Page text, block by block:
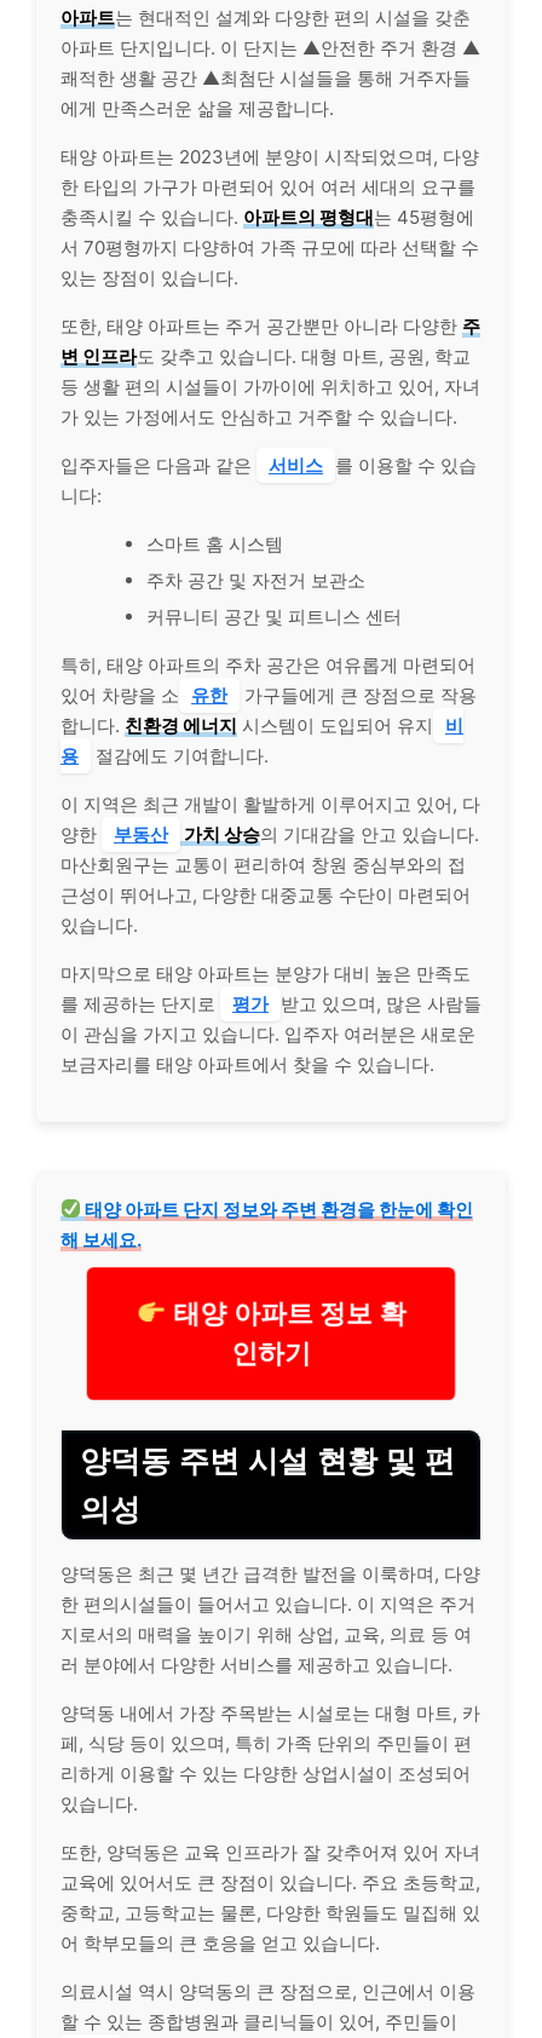
아파트는 현대적인 설계와 다양한 편의 시설을 갖춘
아파트 단지입니다. 이 단지는 ▲안전한 주거 환경 ▲
쾌적한 생활 공간 ▲최첨단 시설들을 통해 거주자들
에게 만족스러운 삶을 제공합니다.
태양 아파트는 2023년에 분양이 시작되었으며, 다양
한 타입의 가구가 마련되어 있어 여러 세대의 요구를
충족시킬 수 있습니다. 아파트의 평형대는 45평형에
서 70평형까지 다양하여 가족 규모에 따라 선택할 수
있는 장점이 있습니다.
또한, 태양 아파트는 주거 공간뿐만 아니라 다양한 주
변 인프라도 갖추고 있습니다. 대형 마트, 공원, 학교
등 생활 편의 시설들이 가까이에 위치하고 있어, 자녀
가 있는 가정에서도 안심하고 거주할 수 있습니다.
입주자들은 다음과 같은 서비스 를 이용할 수 있습
니다:
스마트 홈 시스템
주차 공간 및 자전거 보관소
커뮤니티 공간 및 피트니스 센터
특히, 태양 아파트의 주차 공간은 여유롭게 마련되어
있어 차량을 소
유한
가구들에게 큰 장점으로 작용
합니다. 친환경 에너지 시스템이 도입되어 유지
비
용
절감에도 기여합니다.
이 지역은 최근 개발이 활발하게 이루어지고 있어, 다
양한
부동산 가치 상승의 기대감을 안고 있습니다.
마산회원구는 교통이 편리하여 창원 중심부와의 접
근성이 뛰어나고, 다양한 대중교통 수단이 마련되어
있습니다.
마지막으로 태양 아파트는 분양가 대비 높은 만족도
를 제공하는 단지로
평가 받고 있으며, 많은 사람들
이 관심을 가지고 있습니다. 입주자 여러분은 새로운
보금자리를 태양 아파트에서 찾을 수 있습니다.
태양 아파트 단지 정보와 주변 환경을 한눈에 확인
해 보세요.
태양 아파트 정보 확
인하기
양덕동 주변 시설 현황 및 편
의성
양덕동은 최근 몇 년간 급격한 발전을 이룩하며, 다양
한 편의시설들이 들어서고 있습니다. 이 지역은 주거
지로서의 매력을 높이기 위해 상업, 교육, 의료 등 여
러 분야에서 다양한 서비스를 제공하고 있습니다.
양덕동 내에서 가장 주목받는 시설로는 대형 마트, 카
페, 식당 등이 있으며, 특히 가족 단위의 주민들이 편
리하게 이용할 수 있는 다양한 상업시설이 조성되어
있습니다.
또한, 양덕동은 교육 인프라가 잘 갖추어져 있어 자녀
교육에 있어서도 큰 장점이 있습니다. 주요 초등학교,
중학교, 고등학교는 물론, 다양한 학원들도 밀집해 있
어 학부모들의 큰 호응을 얻고 있습니다.
의료시설 역시 양덕동의 큰 장점으로, 인근에서 이용
할 수 있는 종합병원과 클리닉들이 있어, 주민들이